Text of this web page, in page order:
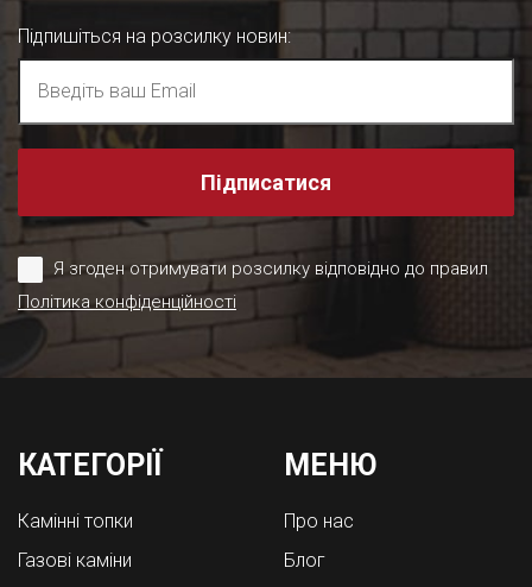
Підпишіться на розсилку новин:
Підписатися
Я згоден отримувати розсилку відповідно до правил
Політика конфіденційності
КАТЕГОРІЇ
Камінні топки
Газові каміни
МЕНЮ
Про нас
Блог